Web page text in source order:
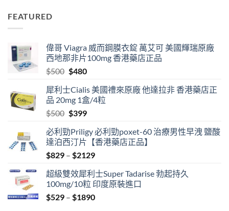
FEATURED
偉哥 Viagra 威而鋼膜衣錠 萬艾可 美國輝瑞原廠
西地那非片100mg 香港藥店正品
$500 Original
was:
$500.
$480Current
is:
$480.
犀利士Cialis 美國禮來原廠 他達拉非 香港藥店正
品 20mg 1盒/4粒
$500 Original
was:
$500.
$399Current
is:
$399.
必利勁Priligy 必利勁poxet-60 治療男性早洩 鹽酸
達泊西汀片【香港藥店正品】
$829 – $2129Price
$829
through
$2129
超級雙效犀利士Super Tadarise 勃起持久
100mg/10粒 印度原裝進口
$529 – $1890Price